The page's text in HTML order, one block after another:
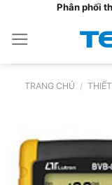
nội
dung
Phân phối
TRANG CHỦ /